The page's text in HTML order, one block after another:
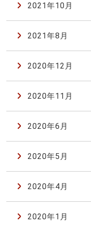
2021年10月
2021年8月
2020年12月
2020年11月
2020年6月
2020年5月
2020年4月
2020年1月